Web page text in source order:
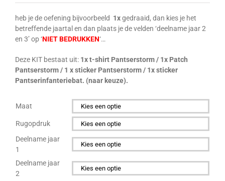
was:
€47,50.
is:
€41,00.
heb je de oefening bijvoorbeeld 1xgedraaid, dan kies je het
betreffende jaartal en dan plaats je de velden ‘deelname jaar 2
en 3’ op ‘NIET BEDRUKKEN‘…
Deze KIT bestaat uit: 1x t-shirt Pantserstorm / 1x Patch
Pantserstorm / 1 x sticker Pantserstorm / 1x sticker
Pantserinfanteriebat. (naar keuze).
Maat

Rugopdruk

Deelname jaar
1
Deelname jaar
2